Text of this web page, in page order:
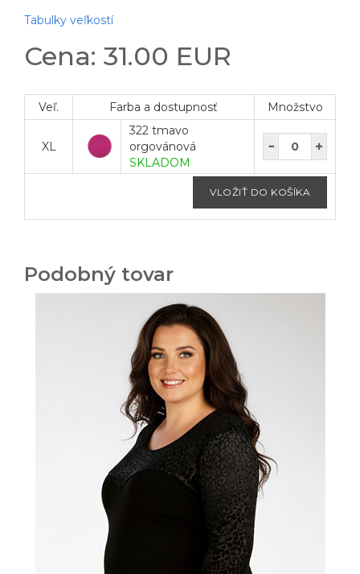
Tabulky veľkostí
Cena: 31.00 EUR
Veľ. Farba a dostupnosť Množstvo
XL
322 tmavo
orgovánová
SKLADOM
Podobný tovar